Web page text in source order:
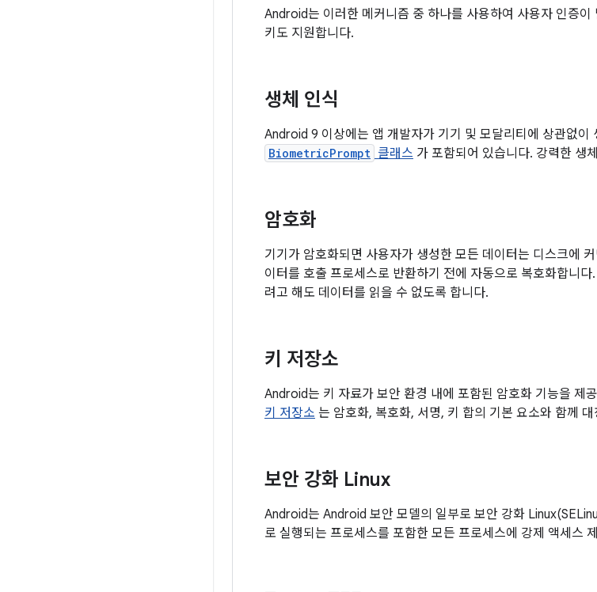
Android는 이러한 메커니즘 중 하나를 사용하여 사용자 인증
키도 지원합니다.
생체 인식
Android 9 이상에는 앱 개발자가 기기 및 모달리티에 상관없이
BiometricPrompt 클래스 가 포함되어 있습니다. 강력한 생
암호화
기기가 암호화되면 사용자가 생성한 모든 데이터는 디스크에
이터를 호출 프로세스로 반환하기 전에 자동으로 복호화합니
려고 해도 데이터를 읽을 수 없도록 합니다.
키 저장소
Android는 키 자료가 보안 환경 내에 포함된 암호화 기능을 제
키 저장소 는 암호화, 복호화, 서명, 키 합의 기본 요소와 함께
보안 강화 Linux
Android는 Android 보안 모델의 일부로 보안 강화
로 실행되는 프로세스를 포함한 모든 프로세스에 강제 액세스